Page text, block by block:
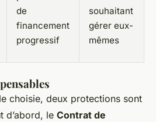
de
financement
progressif
souhaitant
gérer eux-
mêmes
choisie, deux protections sont
d’abord, le Contrat de